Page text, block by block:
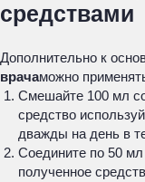
средствами
Дополнительно к
врачаможно
Смешайте 100 мл
средство
дважды на день в
Соедините по 50
полученное